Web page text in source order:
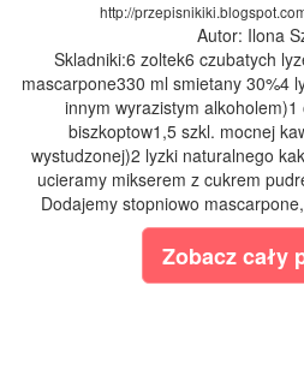
http://
Autor: Ilona
Skladniki:6 zoltek6 czubatych
mascarpone330 ml smietany 30%4
innym wyrazistym
biszkoptow1,5 szkl. mocnej
wystudzonej)2 lyzki naturalnego
ucieramy mikserem z cukrem
Dodajemy stopniowo
Zobacz cały